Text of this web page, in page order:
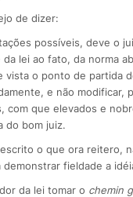
de dizer:
possíveis, deve o
lei ao fato, da norma
vista o ponto de partida
e não modificar,
com que elevados e
do bom juiz.
o que ora reitero,
demonstrar fieldade a
da lei tomar o chemin